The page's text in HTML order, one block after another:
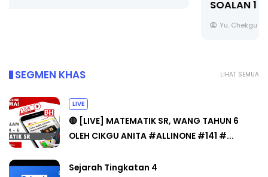
LIHAT SEMUA
SEGMEN KHAS
LIVE
🔴 [LIVE] MATEMATIK SR, WANG TAHUN 6
OLEH CIKGU ANITA #ALLINONE #141 #...
Sejarah Tingkatan 4